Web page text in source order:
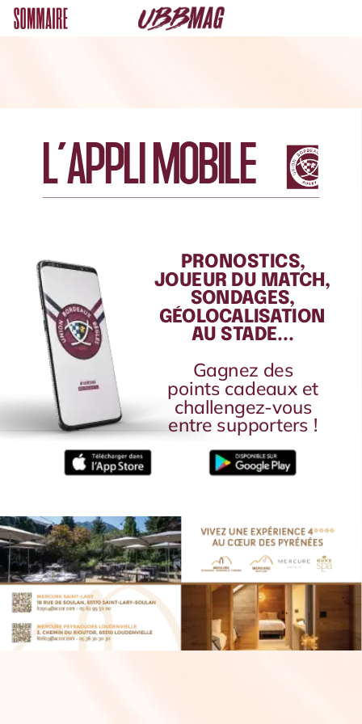
PRONOSTICS,
JOUEUR DU MATCH,
SONDAGES,
GÉOLOCALISATION
AU STADE...
Gagnez des
points cadeaux et
challengez-vous
entre supporters !
L’APPLI MOBILE